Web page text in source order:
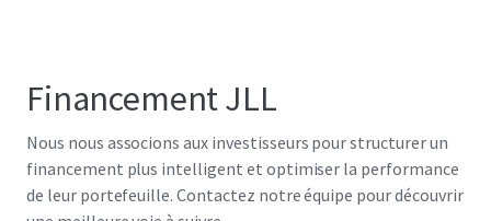
Financement JLL
Nous nous associons aux investisseurs pour structurer un
financement plus intelligent et optimiser la performance
de leur portefeuille. Contactez notre équipe pour découvrir